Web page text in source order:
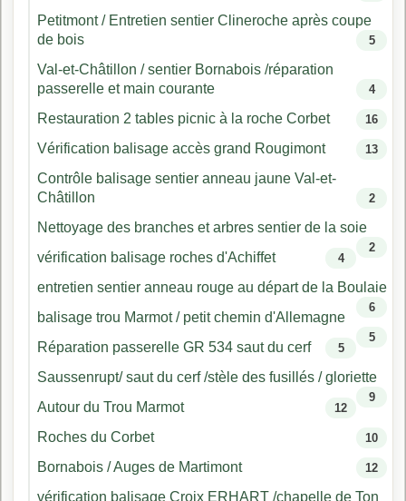
Petitmont / Entretien sentier Clineroche après coupe
de bois
5
Val-et-Châtillon / sentier Bornabois /réparation
passerelle et main courante
4
Restauration 2 tables picnic à la roche Corbet 16
Vérification balisage accès grand Rougimont 13
Contrôle balisage sentier anneau jaune Val-et-
Châtillon
2
Nettoyage des branches et arbres sentier de la soie
2
vérification balisage roches d'Achiffet 4
entretien sentier anneau rouge au départ de la Boulaie
6
balisage trou Marmot / petit chemin d'Allemagne
5
Réparation passerelle GR 534 saut du cerf 5
Saussenrupt/ saut du cerf /stèle des fusillés / gloriette
9
Autour du Trou Marmot 12
Roches du Corbet 10
Bornabois / Auges de Martimont 12
vérification balisage Croix ERHART /chapelle de Ton